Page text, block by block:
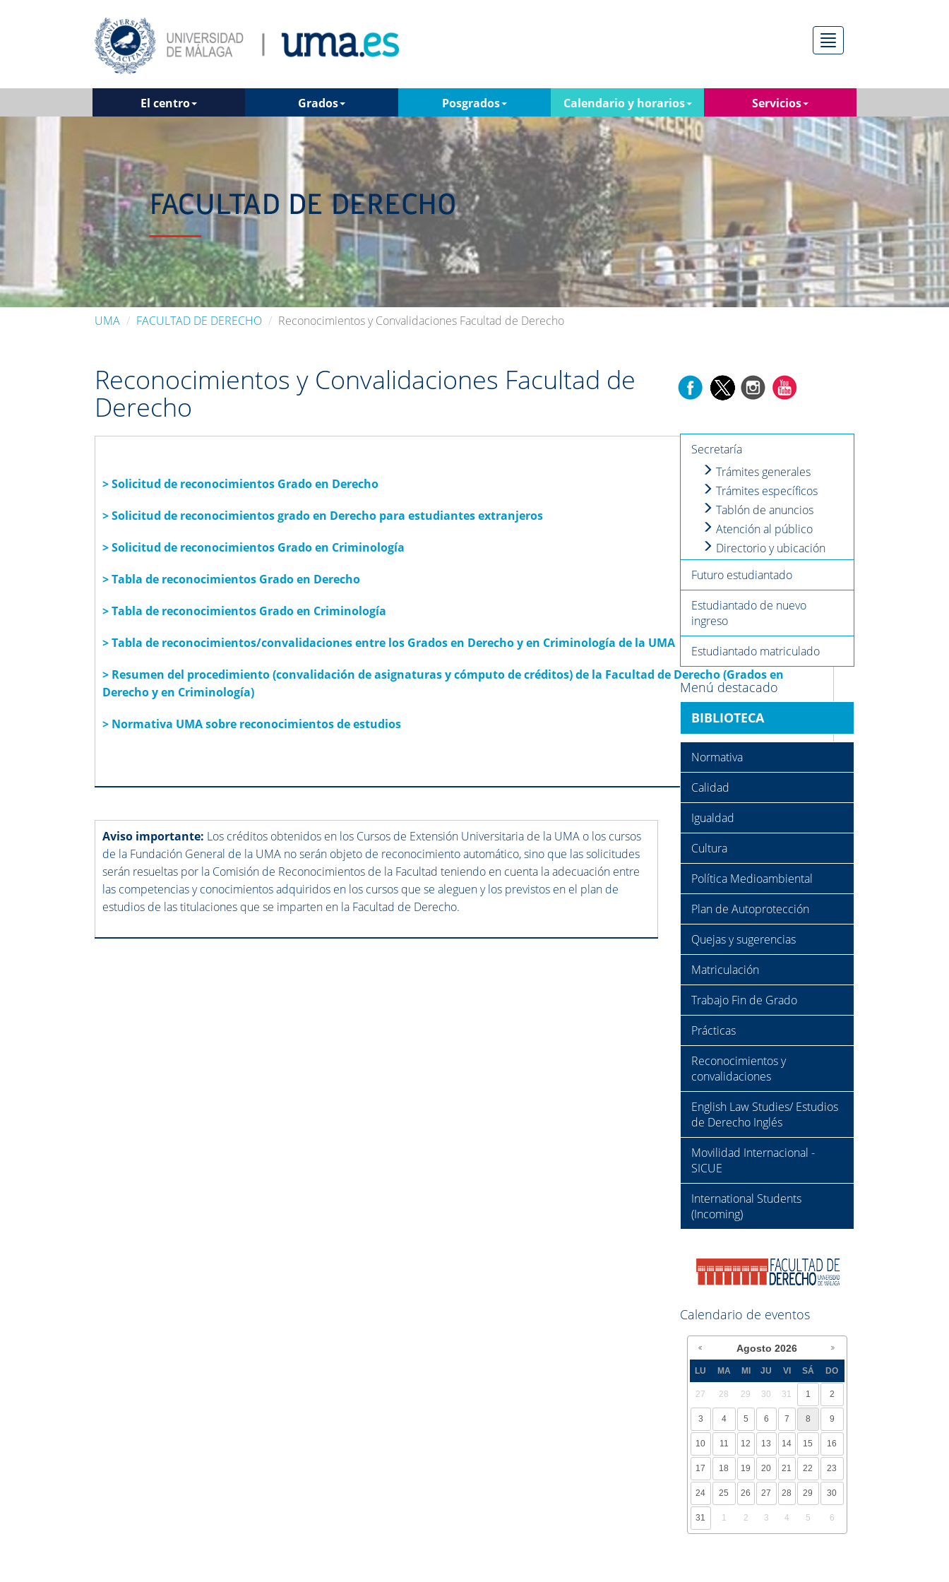
Menú
El centro Grados Posgrados Calendario y horarios Servicios
UMA FACULTAD DE DERECHO Reconocimientos y Convalidaciones Facultad de Derecho
Reconocimientos y Convalidaciones Facultad de
Derecho
> Solicitud de reconocimientos Grado en Derecho
> Solicitud de reconocimientos grado en Derecho para estudiantes extranjeros
> Solicitud de reconocimientos Grado en Criminología
>Tabla de reconocimientos Grado en Derecho
>Tabla de reconocimientos Grado en Criminología
> Tabla de reconocimientos/convalidaciones entre los Grados en Derecho y en Criminología de la UMA
> Resumen del procedimiento (convalidación de asignaturas y cómputo de créditos) de la Facultad de Derecho (Grados en
Derecho y en Criminología)
> Normativa UMA sobre reconocimientos de estudios
Aviso importante: Los créditos obtenidos en los Cursos de Extensión Universitaria de la UMA o los cursos
de la Fundación General de la UMA no serán objeto de reconocimiento automático, sino que las solicitudes
serán resueltas por la Comisión de Reconocimientos de la Facultad teniendo en cuenta la adecuación entre
las competencias y conocimientos adquiridos en los cursos que se aleguen y los previstos en el plan de
estudios de las titulaciones que se imparten en la Facultad de Derecho.
Secretaría
Trámites generales
Trámites específicos
Tablón de anuncios
Atención al público
Directorio y ubicación
Futuro estudiantado
Estudiantado de nuevo
ingreso
Estudiantado matriculado
Menú destacado
BIBLIOTECA
Normativa
Calidad
Igualdad
Cultura
Política Medioambiental
Plan de Autoprotección
Quejas y sugerencias
Matriculación
Trabajo Fin de Grado
Prácticas
Reconocimientos y
convalidaciones
English Law Studies/ Estudios
de Derecho Inglés
Movilidad Internacional -
SICUE
International Students
(Incoming)
Calendario de eventos
Agosto 2026
LU MA MI JU VI SÁ DO
27 28 29 30 31 1 2
3 4 5 6 7 8 9
10 11 12 13 14 15 16
17 18 19 20 21 22 23
24 25 26 27 28 29 30
31 1 2 3 4 5 6